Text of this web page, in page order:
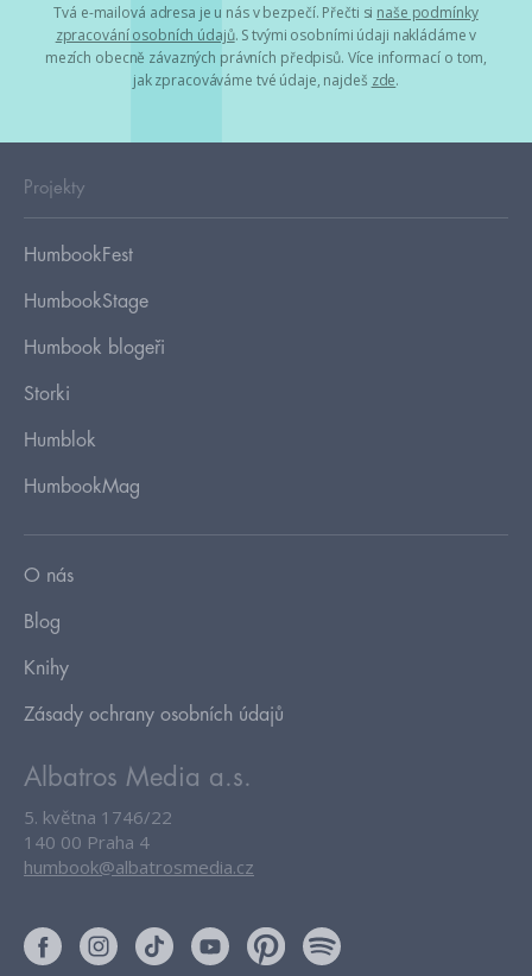
Tvá e-mailová adresa je u nás v bezpečí. Přečti si naše podmínky
zpracování osobních údajů. S tvými osobními údaji nakládáme v
mezích obecně závazných právních předpisů. Více informací o tom,
jak zpracováváme tvé údaje, najdeš zde.
Projekty
HumbookFest
HumbookStage
Humbook blogeři
Storki
Humblok
HumbookMag
O nás
Blog
Knihy
Zásady ochrany osobních údajů
Albatros Media a.s.
5. května 1746/22
140 00 Praha 4
humbook@albatrosmedia.cz